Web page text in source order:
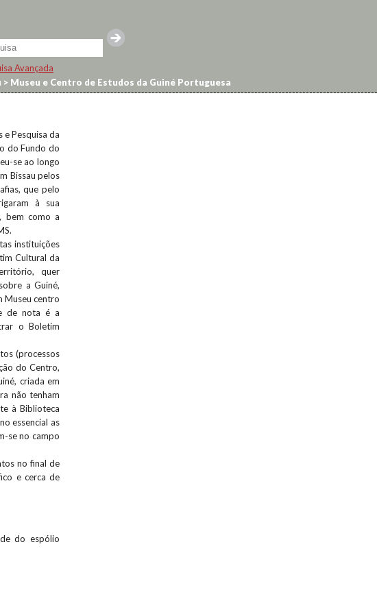
Avançada
> Museu e Centro de Estudos da Guiné Portuguesa
Pesquisa da
do Fundo do
se ao longo
Bissau pelos
que pelo
à sua
bem como a
instituições
Cultural da
quer
a Guiné,
Museu centro
de nota é a
o Boletim
(processos
do Centro,
criada em
não tenham
à Biblioteca
essencial as
se no campo
no final de
e cerca de
do espólio